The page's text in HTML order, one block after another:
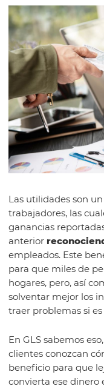
Las utilidades son
trabajadores, las
ganancias
anterior
empleados. Este
para que miles de
hogares, pero, así
solventar mejor los
traer problemas si
En GLS sabemos
clientes conozcan
beneficio para que
convierta ese